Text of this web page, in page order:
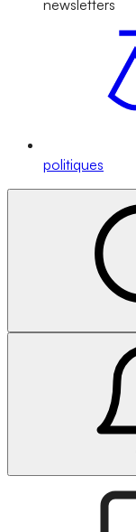
newsletters
politiques